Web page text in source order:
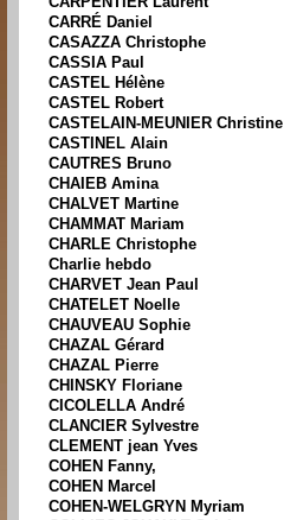
CARRÉ Daniel
CASAZZA Christophe
CASSIA Paul
CASTEL Hélène
CASTEL Robert
CASTELAIN-MEUNIER Christine
CASTINEL Alain
CAUTRES Bruno
CHAIEB Amina
CHALVET Martine
CHAMMAT Mariam
CHARLE Christophe
Charlie hebdo
CHARVET Jean Paul
CHATELET Noelle
CHAUVEAU Sophie
CHAZAL Gérard
CHAZAL Pierre
CHINSKY Floriane
CICOLELLA André
CLANCIER Sylvestre
CLEMENT jean Yves
COHEN Fanny,
COHEN Marcel
COHEN-WELGRYN Myriam